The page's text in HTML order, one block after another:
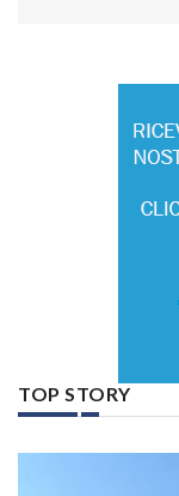
TOP STORY